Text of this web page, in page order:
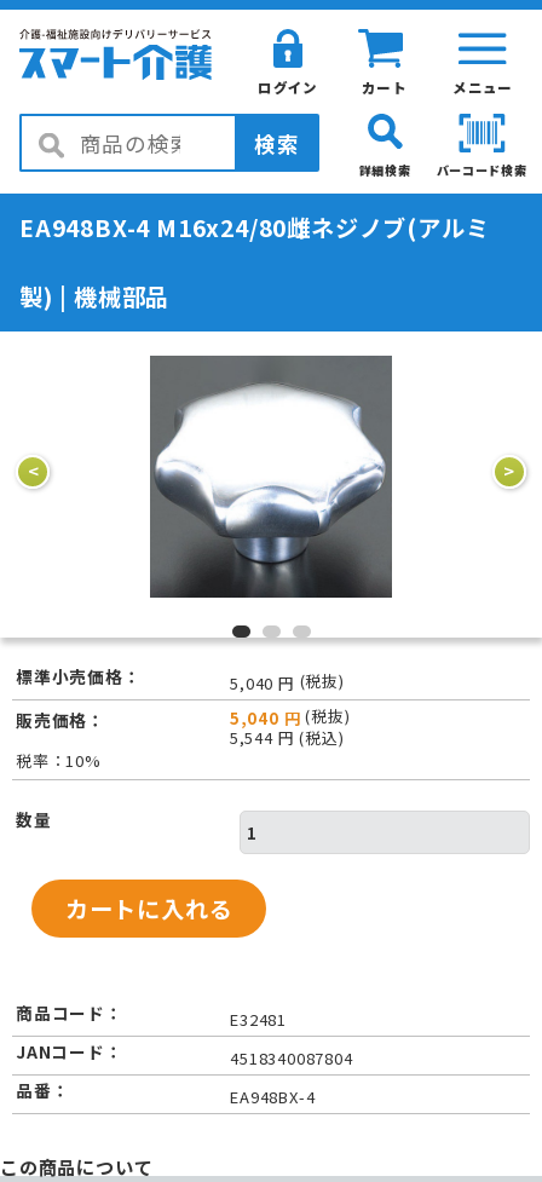
メニュー
カート
ログイン
検索
バーコード検索
詳細検索
EA948BX-4 M16x24/80雌ネジノブ(アルミ
製) | 機械部品
< >
標準小売価格： 5,040 円 (税抜)
販売価格： 5,040 円 (税抜)
5,544 円 (税込)
税率：10%
数量
商品コード： E32481
JANコード： 4518340087804
品番： EA948BX-4
この商品について